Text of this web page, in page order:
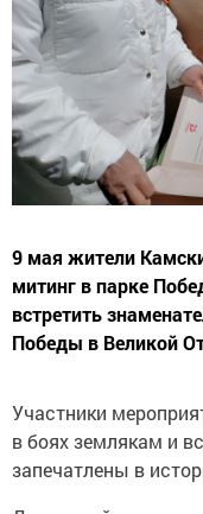
9 мая жители
митинг в парке
встретить
Победы в Великой
Участники
в боях землякам и
запечатлены в